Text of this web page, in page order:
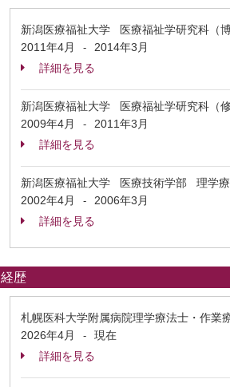
新潟医療福祉大学 医療福祉学研究科（博
2011年4月
-
2014年3月
詳細を見る
新潟医療福祉大学 医療福祉学研究科（修
2009年4月
-
2011年3月
詳細を見る
新潟医療福祉大学 医療技術学部 理学
2002年4月
-
2006年3月
詳細を見る
経歴
札幌医科大学附属病院理学療法士・作業
2026年4月
-
現在
詳細を見る